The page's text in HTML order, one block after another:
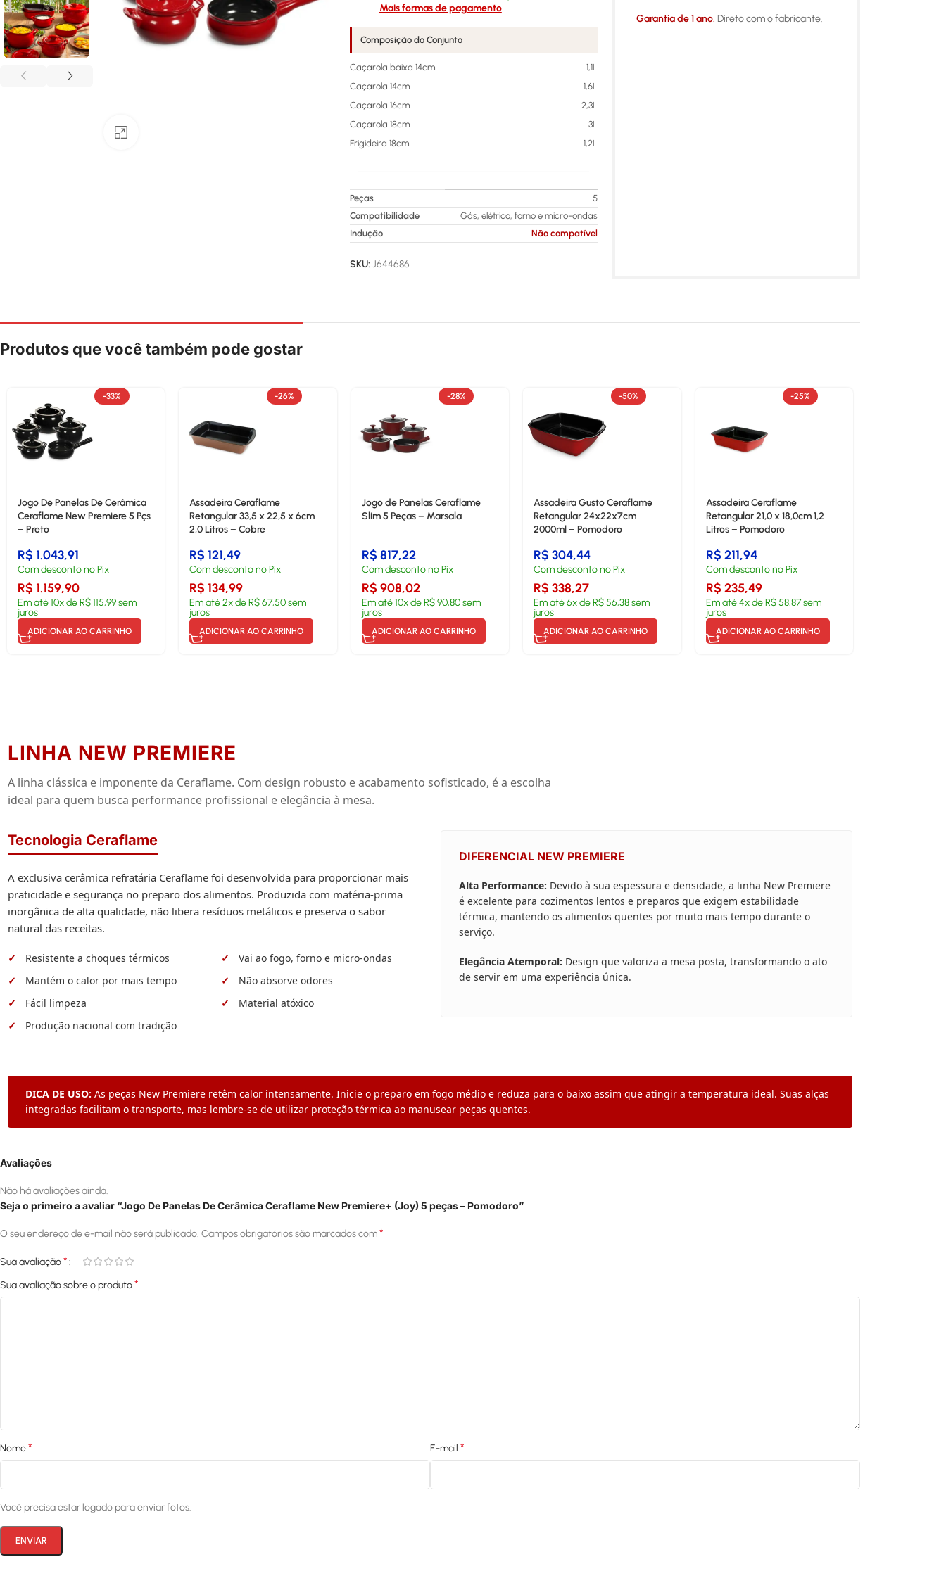
Mais formas de pagamento
Composição do Conjunto
Caçarola baixa 14cm
1,1L
Caçarola 14cm
1,6L
Caçarola 16cm
2,3L
Caçarola 18cm
3L
Frigideira 18cm
1,2L
Peças
5
Compatibilidade
Gás, elétrico, forno e micro-ondas
Indução
Não compatível
SKU: J644686
Garantia de 1 ano. Direto com o fabricante.
Produtos que você também pode gostar
-33%
Jogo De Panelas De Cerâmica
Ceraflame New Premiere 5 Pçs
– Preto
R$1.043,91
Com desconto no Pix
R$1.159,90
Em até10x deR$115,99sem
juros
ADICIONAR AO CARRINHO
-26%
Assadeira Ceraflame
Retangular 33,5 x 22,5 x 6cm
2,0 Litros – Cobre
R$121,49
Com desconto no Pix
R$134,99
Em até2x deR$67,50sem
juros
ADICIONAR AO CARRINHO
-28%
Jogo de Panelas Ceraflame
Slim 5 Peças – Marsala
R$817,22
Com desconto no Pix
R$908,02
Em até10x deR$90,80sem
juros
ADICIONAR AO CARRINHO
-50%
Assadeira Gusto Ceraflame
Retangular 24x22x7cm
2000ml – Pomodoro
R$304,44
Com desconto no Pix
R$338,27
Em até6x deR$56,38sem
juros
ADICIONAR AO CARRINHO
-25%
Assadeira Ceraflame
Retangular 21,0 x 18,0cm 1,2
Litros – Pomodoro
R$211,94
Com desconto no Pix
R$235,49
Em até4x deR$58,87sem
juros
ADICIONAR AO CARRINHO
LINHA NEW PREMIERE
A linha clássica e imponente da Ceraflame. Com design robusto e acabamento sofisticado, é a escolha
ideal para quem busca performance profissional e elegância à mesa.
Tecnologia Ceraflame
A exclusiva cerâmica refratária Ceraflame foi desenvolvida para proporcionar mais
praticidade e segurança no preparo dos alimentos. Produzida com matéria-prima
inorgânica de alta qualidade, não libera resíduos metálicos e preserva o sabor
natural das receitas.
Resistente a choques térmicos
Vai ao fogo, forno e micro-ondas
Mantém o calor por mais tempo
Não absorve odores
Fácil limpeza
Material atóxico
Produção nacional com tradição
DIFERENCIAL NEW PREMIERE
Alta Performance: Devido à sua espessura e densidade, a linha New Premiere
é excelente para cozimentos lentos e preparos que exigem estabilidade
térmica, mantendo os alimentos quentes por muito mais tempo durante o
serviço.
Elegância Atemporal: Design que valoriza a mesa posta, transformando o ato
de servir em uma experiência única.
DICA DE USO: As peças New Premiere retêm calor intensamente. Inicie o preparo em fogo médio e reduza para o baixo assim que atingir a temperatura ideal. Suas alças
integradas facilitam o transporte, mas lembre-se de utilizar proteção térmica ao manusear peças quentes.
Avaliações
Não há avaliações ainda.
Seja o primeiro a avaliar “Jogo De Panelas De Cerâmica Ceraflame New Premiere+ (Joy) 5 peças – Pomodoro”
O seu endereço de e-mail não será publicado. Campos obrigatórios são marcados com*
Sua avaliação*
Sua avaliação sobre o produto*
Nome* E-mail *
Você precisa estar logado para enviar fotos.